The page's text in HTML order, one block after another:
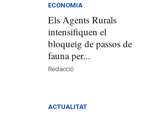
ECONOMIA
Els Agents Rurals
intensifiquen el
bloqueig de passos de
fauna per...
Redacció
ACTUALITAT